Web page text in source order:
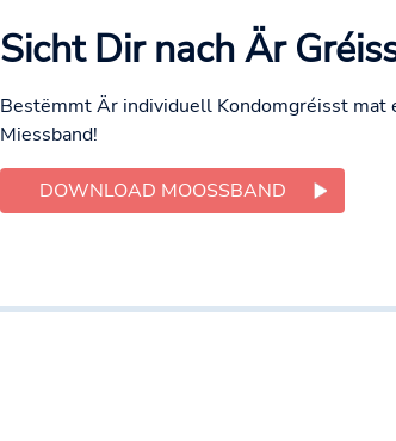
Sicht Dir nach Är
Bestëmmt Är individuell Kondomgréisst mat
Miessband!
DOWNLOAD MOOSSBAND